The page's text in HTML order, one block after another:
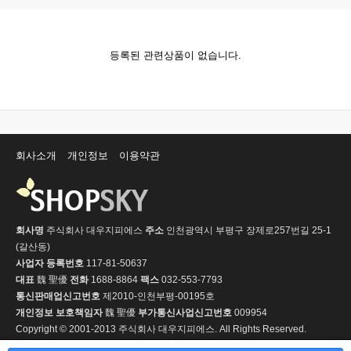
등록된 관련상품이 없습니다.
회사소개 개인정보 이용약관
회사명 주식회사 대우지피에스 주소 인천광역시 부평구 장제로257번길 25-1
(갈산동)
사업자 등록번호 117-81-50637
대표 魏 聖優 전화1688-8864 팩스 032-553-7793
통신판매업신고번호 제2010-인천부평-00195호
개인정보 보호책임자魏 聖優 부가통신사업신고번호 009954
Copyright © 2001-2013 주식회사 대우지피에스. All Rights Reserved.